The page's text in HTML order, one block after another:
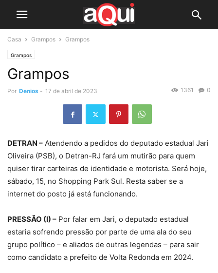
Casa Grampos Grampos
Grampos
Grampos
Por Denios - 17 de abril de 2023 0
1361
DETRAN – Atendendo a pedidos do deputado estadual Jari
Oliveira (PSB), o Detran-RJ fará um mutirão para quem
quiser tirar carteiras de identidade e motorista. Será hoje,
sábado, 15, no Shopping Park Sul. Resta saber se a
internet do posto já está funcionando.
PRESSÃO (I) – Por falar em Jari, o deputado estadual
estaria sofrendo pressão por parte de uma ala do seu
grupo político – e aliados de outras legendas – para sair
como candidato a prefeito de Volta Redonda em 2024.